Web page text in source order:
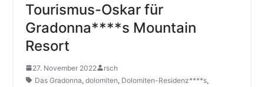
Tourismus-Oskar für
Gradonna****s Mountain
Resort
27. November 2022
rsch
Das Gradonna, dolomiten, Dolomiten-Residenz****s,